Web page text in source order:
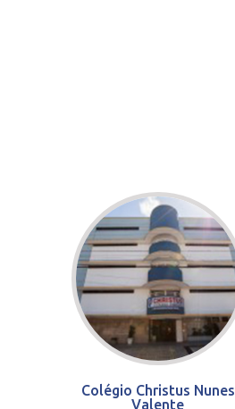
Colégio Christus Nunes
Valente